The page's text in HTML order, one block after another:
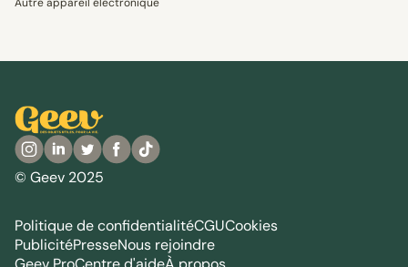
© Geev 2025
Politique de confidentialitéCGUCookies
PublicitéPresseNous rejoindre